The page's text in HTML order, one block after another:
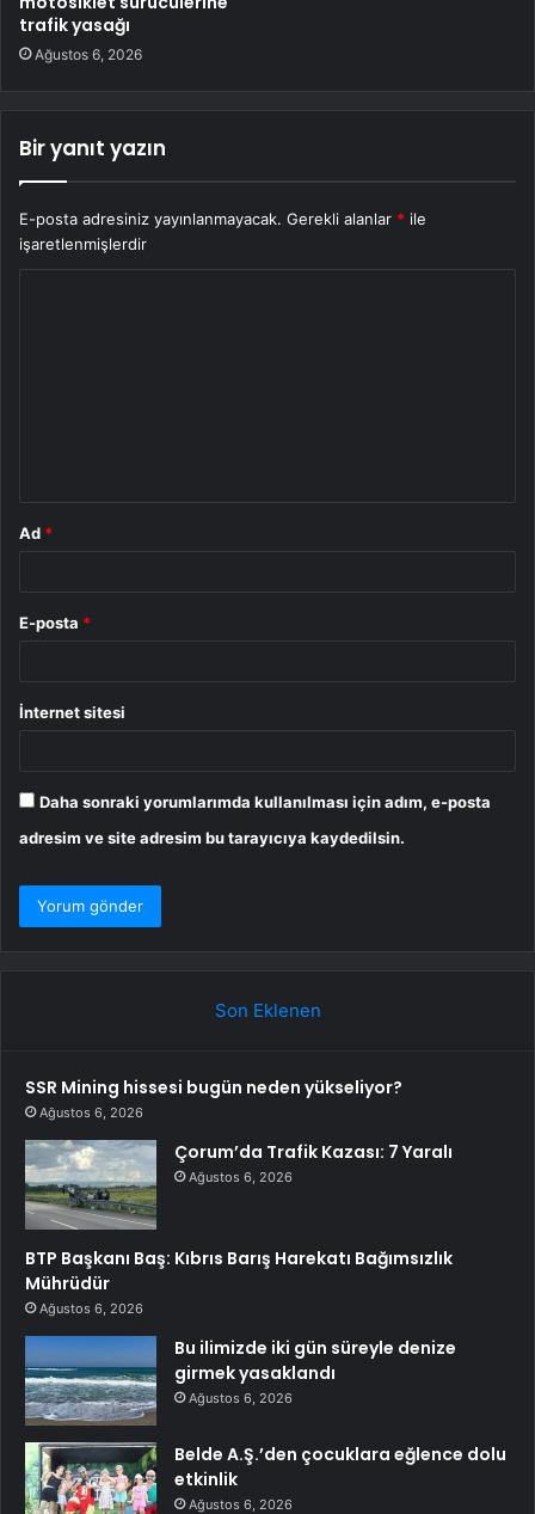
trafik yasağı
Ağustos 6, 2026
Bir yanıt yazın
E-posta adresiniz yayınlanmayacak. Gerekli alanlar * ile
işaretlenmişlerdir
Ad *
E-posta *
İnternet sitesi
Daha sonraki yorumlarımda kullanılması için adım, e-posta
adresim ve site adresim bu tarayıcıya kaydedilsin.
Son Eklenen
SSR Mining hissesi bugün neden yükseliyor?
Ağustos 6, 2026
Çorum’da Trafik Kazası: 7 Yaralı
Ağustos 6, 2026
BTP Başkanı Baş: Kıbrıs Barış Harekatı Bağımsızlık
Mührüdür
Ağustos 6, 2026
Bu ilimizde iki gün süreyle denize
girmek yasaklandı
Ağustos 6, 2026
Belde A.Ş.’den çocuklara eğlence dolu
etkinlik
Ağustos 6, 2026